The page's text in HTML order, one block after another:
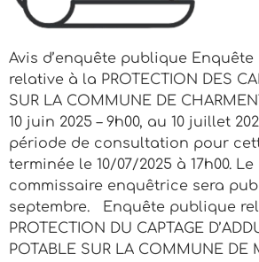
Avis d’enquête publique
relative à la PROTECTION DES
SUR LA COMMUNE DE
10 juin 2025 – 9h00, au 10 juillet
période de consultation pour
terminée le 10/07/2025 à 17h00.
commissaire enquêtrice sera
septembre. Enquête publique
PROTECTION DU CAPTAGE
POTABLE SUR LA COMMUNE DE